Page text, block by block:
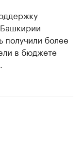
более
в бюджете